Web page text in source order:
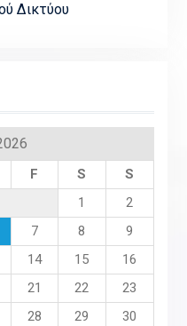
Δικτύου
F S
S
1
2
7 8
9
14 15
16
21 22
23
28 29
30